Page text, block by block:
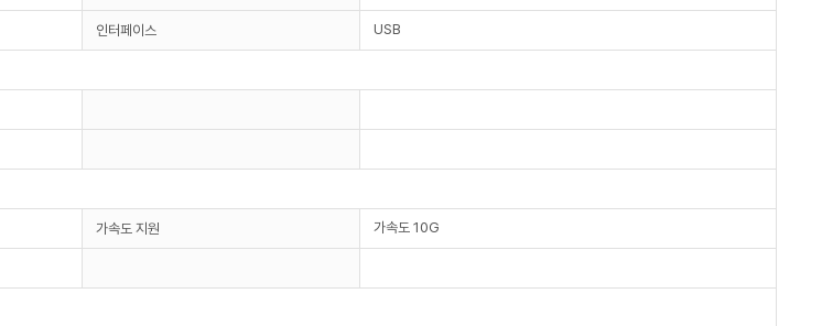
인터페이스 USB
가속도 지원 가속도 10G